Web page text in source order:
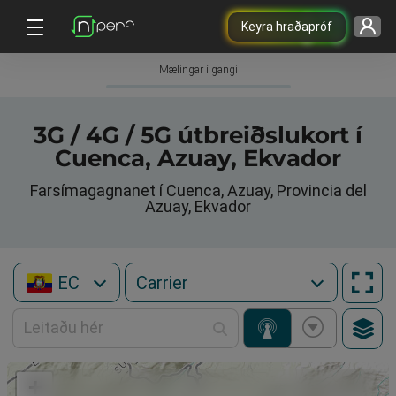
Keyra hraðapróf
Mælingar í gangi
3G / 4G / 5G útbreiðslukort í
Cuenca, Azuay, Ekvador
Farsímagagnanet í Cuenca, Azuay, Provincia del
Azuay, Ekvador
EC